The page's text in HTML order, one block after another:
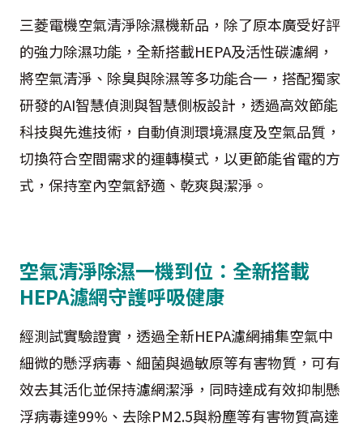
三菱電機空氣清淨除濕機新品，除了原本廣受好評
的強力除濕功能，全新搭載HEPA及活性碳濾網，
將空氣清淨、除臭與除濕等多功能合一，搭配獨家
研發的AI智慧偵測與智慧側板設計，透過高效節能
科技與先進技術，自動偵測環境濕度及空氣品質，
切換符合空間需求的運轉模式，以更節能省電的方
式，保持室內空氣舒適、乾爽與潔淨。
空氣清淨除濕一機到位：全新搭載
HEPA濾網守護呼吸健康
經測試實驗證實，透過全新HEPA濾網捕集空氣中
細微的懸浮病毒、細菌與過敏原等有害物質，可有
效去其活化並保持濾網潔淨，同時達成有效抑制懸
浮病毒達99%、去除PM2.5與粉塵等有害物質高達